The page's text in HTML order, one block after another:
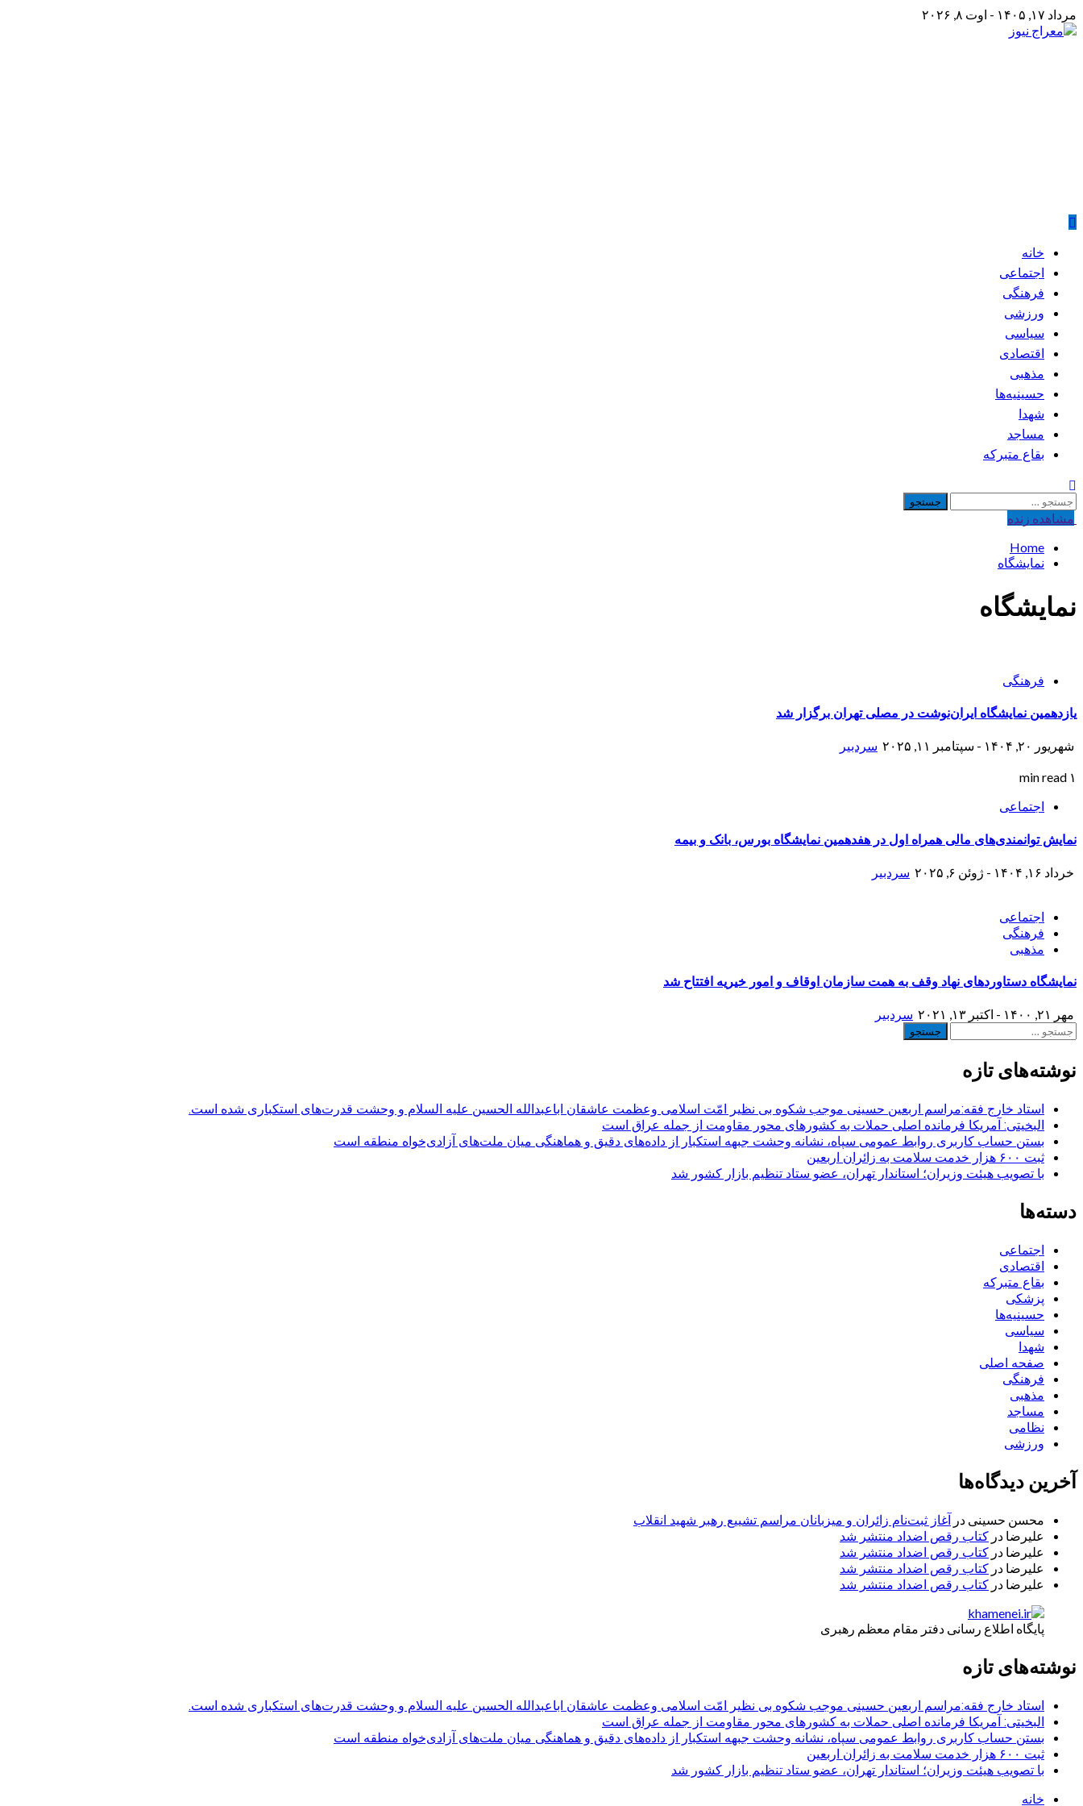
Skip
to
content
مرداد ۱۷, ۱۴۰۵ - اوت ۸, ۲۰۲۶
Primaryخانه
اجتماعی
فرهنگی
ورزشی
سیاسی
اقتصادی
مذهبی
حسینیه‌ها
شهدا
مساجد
بقاع متبرکه
جستجو
برای:
مشاهده‌ زنده
Home
نمایشگاه
نمایشگاه
فرهنگی
یازدهمین نمایشگاه ایران‌نوشت در مصلی تهران برگزار شد
شهریور ۲۰, ۱۴۰۴ - سپتامبر ۱۱, ۲۰۲۵ سردبیر
۱ min read
اجتماعی
نمایش توانمندی‌های مالی همراه اول در هفدهمین نمایشگاه بورس، بانک و بیمه
خرداد ۱۶, ۱۴۰۴ - ژوئن ۶, ۲۰۲۵ سردبیر
اجتماعی
فرهنگی
مذهبی
نمایشگاه دستاوردهای نهاد وقف به همت سازمان اوقاف و امور خیریه افتتاح شد
مهر ۲۱, ۱۴۰۰ - اکتبر ۱۳, ۲۰۲۱
سردبیر
جستجو
نوشته‌های تازه
استاد خارج فقه:مراسم اربعین حسینی موجب شکوه بی نظیر امّت اسلامی وعظمت عاشقان اباعبدالله الحسین علیه السلام و وحشت قدرت‌های استکباری شده است.
البخیتی: آمریکا فرمانده اصلی حملات به کشورهای محور مقاومت از جمله عراق است
بستن حساب کاربری روابط عمومی سپاه، نشانه‌ وحشت جبهه استکبار از داده‌های دقیق و هماهنگی میان ملت‌های آزادی‌خواه منطقه است
ثبت ۶۰۰ هزار خدمت سلامت به زائران اربعین
با تصویب هیئت وزیران؛ استاندار تهران، عضو ستاد تنظیم بازار کشور شد
دسته‌ها
اجتماعی
اقتصادی
بقاع متبرکه
پزشکی
حسینیه‌ها
سیاسی
شهدا
صفحه اصلی
فرهنگی
مذهبی
مساجد
نظامی
ورزشی
آخرین دیدگاه‌ها
محسن حسینی در آغاز ثبت‌نام زائران و میزبانان مراسم تشییع رهبر شهید انقلاب
علیرضا در کتاب رقص اضداد منتشر شد
علیرضا در کتاب رقص اضداد منتشر شد
علیرضا در کتاب رقص اضداد منتشر شد
علیرضا در کتاب رقص اضداد منتشر شد
پایگاه اطلاع رسانی دفتر مقام معظم رهبری
نوشته‌های تازه
استاد خارج فقه:مراسم اربعین حسینی موجب شکوه بی نظیر امّت اسلامی وعظمت عاشقان اباعبدالله الحسین علیه السلام و وحشت قدرت‌های استکباری شده است.
البخیتی: آمریکا فرمانده اصلی حملات به کشورهای محور مقاومت از جمله عراق است
بستن حساب کاربری روابط عمومی سپاه، نشانه‌ وحشت جبهه استکبار از داده‌های دقیق و هماهنگی میان ملت‌های آزادی‌خواه منطقه است
ثبت ۶۰۰ هزار خدمت سلامت به زائران اربعین
با تصویب هیئت وزیران؛ استاندار تهران، عضو ستاد تنظیم بازار کشور شد
خانه